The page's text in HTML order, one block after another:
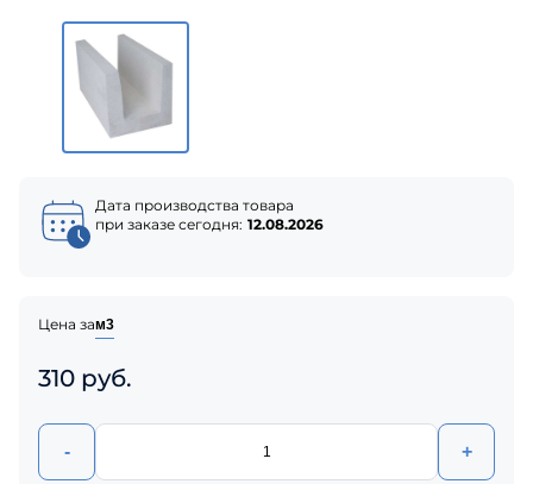
Дата производства товара
при заказе сегодня: 12.08.2026
Цена зам3
310 руб.
- +